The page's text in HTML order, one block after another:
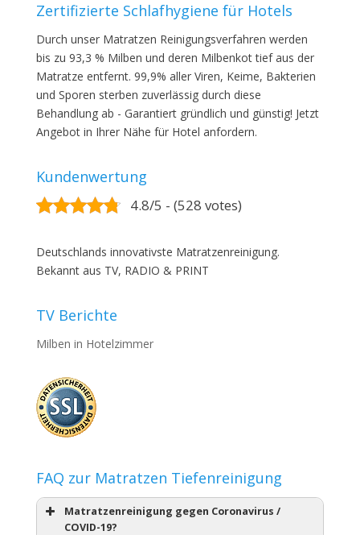
Zertifizierte Schlafhygiene für Hotels
Durch unser Matratzen Reinigungsverfahren werden
bis zu 93,3 % Milben und deren Milbenkot tief aus der
Matratze entfernt. 99,9% aller Viren, Keime, Bakterien
und Sporen sterben zuverlässig durch diese
Behandlung ab - Garantiert gründlich und günstig! Jetzt
Angebot in Ihrer Nähe für Hotel anfordern.
Kundenwertung
4.8/5 - (528 votes)
Deutschlands innovativste Matratzenreinigung.
Bekannt aus TV, RADIO & PRINT
TV Berichte
Milben in Hotelzimmer
FAQ zur Matratzen Tiefenreinigung
Matratzenreinigung gegen Coronavirus /
COVID-19?